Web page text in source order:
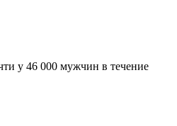
у 46 000 мужчин в течение